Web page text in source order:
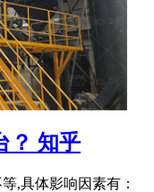
？ 知乎
,具体影响因素有：